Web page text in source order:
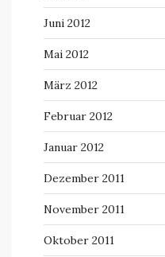
Juni 2012
Mai 2012
März 2012
Februar 2012
Januar 2012
Dezember 2011
November 2011
Oktober 2011